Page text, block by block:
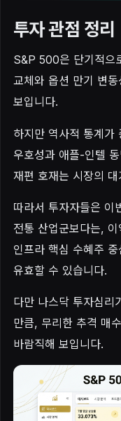
투자 관점 정리
S&P 500은 단기적으
교체와 옵션 만기 변
보입니다.
하지만 역사적 통계
우호성과 애플-인텔
재편 호재는 시장의
따라서 투자자들은 이
전통 산업군보다는,
인프라 핵심 수혜주
유효할 수 있습니다.
다만 나스닥 투자심
만큼, 무리한 추격 매
바람직해 보입니다.